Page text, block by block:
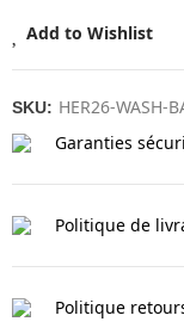
Add to Wishlist
SKU: HER26-WASH-
Garanties
Politique de
Politique